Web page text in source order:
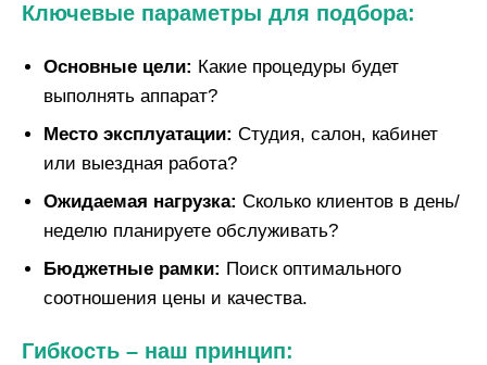
Ключевые параметры для подбора:
Основные цели: Какие процедуры будет
выполнять аппарат?
Место эксплуатации: Студия, салон, кабинет
или выездная работа?
Ожидаемая нагрузка: Сколько клиентов в день/
неделю планируете обслуживать?
Бюджетные рамки: Поиск оптимального
соотношения цены и качества.
Гибкость – наш принцип: